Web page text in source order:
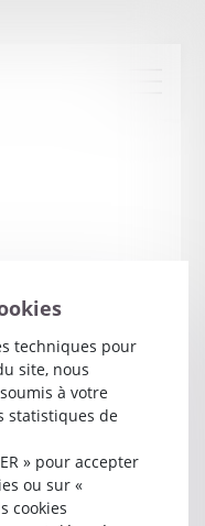
techniques pour
site, nous
à votre
statistiques de
» pour accepter
ou sur «
cookies